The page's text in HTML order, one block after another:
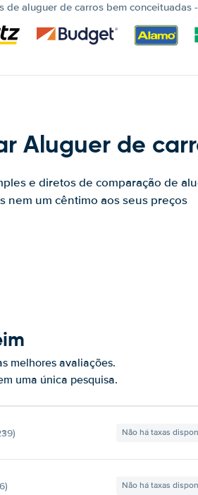
de aluguer de carros bem conceituadas
Aluguer de
e diretos de comparação de
nem um cêntimo aos seus preços
melhores avaliações.
uma única pesquisa.
Não há taxas
Não há taxas